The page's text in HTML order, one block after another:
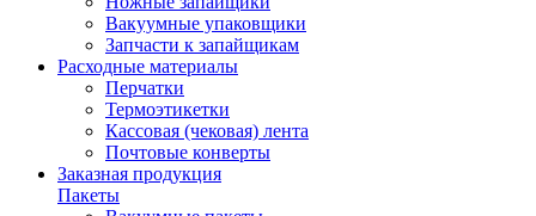
Вакуумные упаковщики
Запчасти к запайщикам
Расходные материалы
Перчатки
Термоэтикетки
Кассовая (чековая) лента
Почтовые конверты
Заказная продукция
Пакеты